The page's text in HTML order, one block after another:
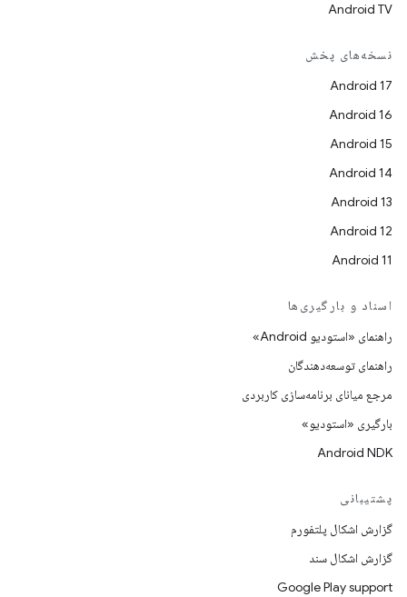
Android TV
نسخه‌های پخش
Android 17
Android 16
Android 15
Android 14
Android 13
Android 12
Android 11
اسناد و بارگیری‌ها
راهنمای «استودیو Android»
راهنمای توسعه‌دهندگان
مرجع میانای برنامه‌سازی کاربردی
بارگیری «استودیو»
Android NDK
پشتیبانی
گزارش اشکال پلتفورم
گزارش اشکال سند
Google Play support